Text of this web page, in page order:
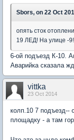
Sbors, on 22 Oct
опять сток
19 ЛЕД! На улице -
6-ой подъезд К-10.
Аварийка сказала
vittka
23 Oct 2014
колп.10 7 подъезд--
площадку - а там